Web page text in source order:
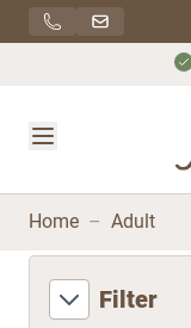
Direkt zum Inhalt
Home – Adult
Filter